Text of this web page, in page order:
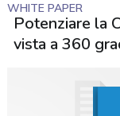
WHITE PAPER
Potenziare la
vista a 360